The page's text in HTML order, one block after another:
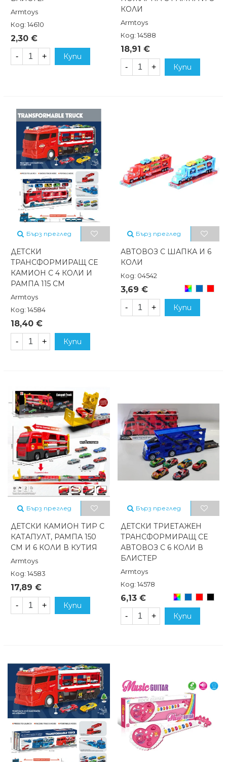
Armtoys
Код: 14610
2,30 €
- + Купи
КОЛИ
Armtoys
Код: 14588
18,91 €
- + Купи
Бърз преглед
ДЕТСКИ
ТРАНСФОРМИРАЩ СЕ
КАМИОН С 4 КОЛИ И
РАМПА 115 СМ
Armtoys
Код: 14584
18,40 €
- + Купи
Бърз преглед
АВТОВОЗ С ШАПКА И 6
КОЛИ
Код: 04542
3,69 €
- + Купи
Бърз преглед
ДЕТСКИ КАМИОН ТИР С
КАТАПУЛТ, РАМПА 150
СМ И 6 КОЛИ В КУТИЯ
Armtoys
Код: 14583
17,89 €
- + Купи
Бърз преглед
ДЕТСКИ ТРИЕТАЖЕН
ТРАНСФОРМИРАЩ СЕ
АВТОВОЗ С 6 КОЛИ В
БЛИСТЕР
Armtoys
Код: 14578
6,13 €
Произволен/
СинЧервен
- + Купи